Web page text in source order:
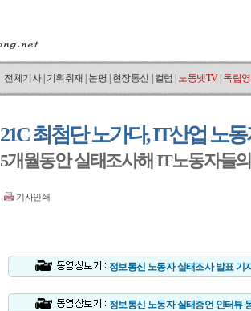
전체기사| 기획취재 논평 현장통신 컬럼 노동넷TV| 독립
21C 최첨단 노가다, IT산업 노
5개월동안 실태조사해 IT노동자들
기사인쇄
정보통신 노동자 실태조사 발표 기
정보통신 노동자 실태증언 인터뷰